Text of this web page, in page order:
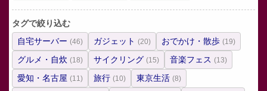
タグで絞り込む
自宅サーバー (46) ガジェット (20) おでかけ・散歩 (19)
グルメ・自炊 (18) サイクリング (15) 音楽フェス (13)
愛知・名古屋 (11) 旅行 (10) 東京生活 (8)